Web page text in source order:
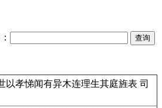
以孝悌闻有异木连理生其庭旌表 司